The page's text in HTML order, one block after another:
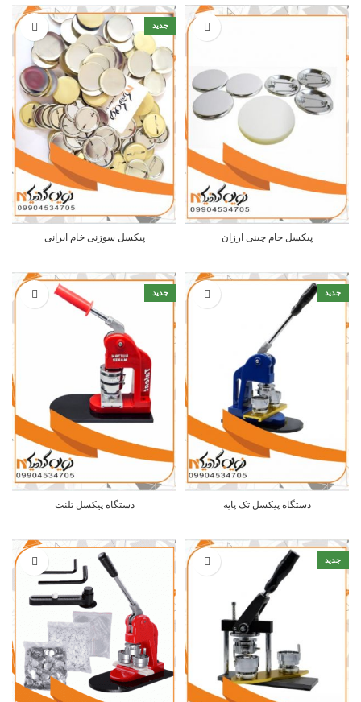
پیکسل خام چینی ارزان
جدید
پیکسل سوزنی خام ایرانی
جدید
دستگاه پیکسل تک پایه
جدید
دستگاه پیکسل تلنت
جدید